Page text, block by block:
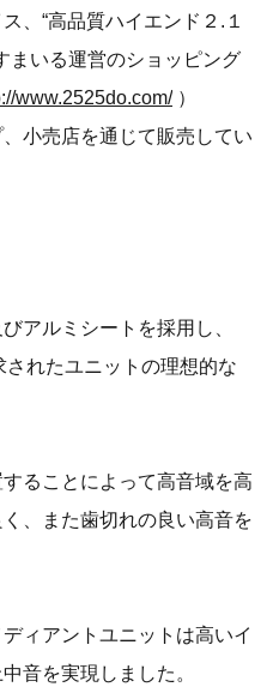
、“高品質ハイエンド２.１
まいる運営のショッピング
www.2525do.com/ ）
小売店を通じて販売してい
アルミシートを採用し、
れたユニットの理想的な
ることによって高音域を高
、また歯切れの良い高音を
ィアントユニットは高いイ
音を実現しました。